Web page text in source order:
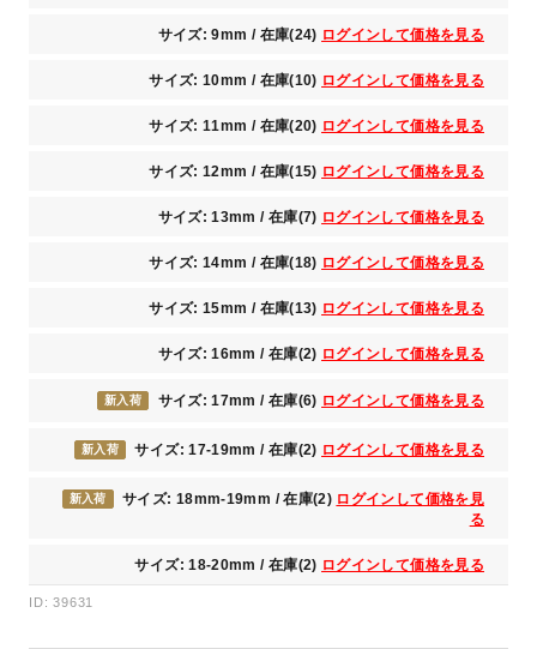
サイズ: 9mm / 在庫(24) ログインして価格を見る
サイズ: 10mm / 在庫(10) ログインして価格を見る
サイズ: 11mm / 在庫(20) ログインして価格を見る
サイズ: 12mm / 在庫(15) ログインして価格を見る
サイズ: 13mm / 在庫(7) ログインして価格を見る
サイズ: 14mm / 在庫(18) ログインして価格を見る
サイズ: 15mm / 在庫(13) ログインして価格を見る
サイズ: 16mm / 在庫(2) ログインして価格を見る
新入荷 サイズ: 17mm / 在庫(6) ログインして価格を見る
新入荷 サイズ: 17-19mm / 在庫(2) ログインして価格を見る
新入荷 サイズ: 18mm-19mm / 在庫(2) ログインして価格を見
る
サイズ: 18-20mm / 在庫(2) ログインして価格を見る
ID: 39631